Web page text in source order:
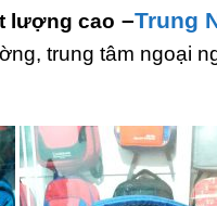
lượng cao –Trung
trung tâm ngoại